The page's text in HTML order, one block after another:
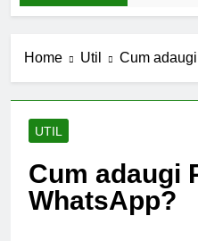
Home Util Cum
UTIL
Cum adaugi
WhatsApp?